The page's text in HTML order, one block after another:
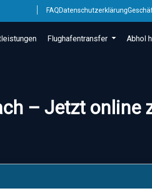
FAQDatenschutzerklärung
Flughafentransfer Abhol
– Jetzt online